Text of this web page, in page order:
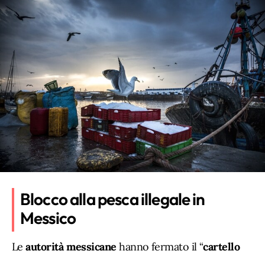
Blocco alla pesca illegale in
Messico
Leautorità messicane hanno fermato il “cartello